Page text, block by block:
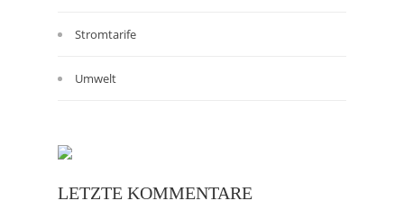
Stromtarife
Umwelt
LETZTE KOMMENTARE